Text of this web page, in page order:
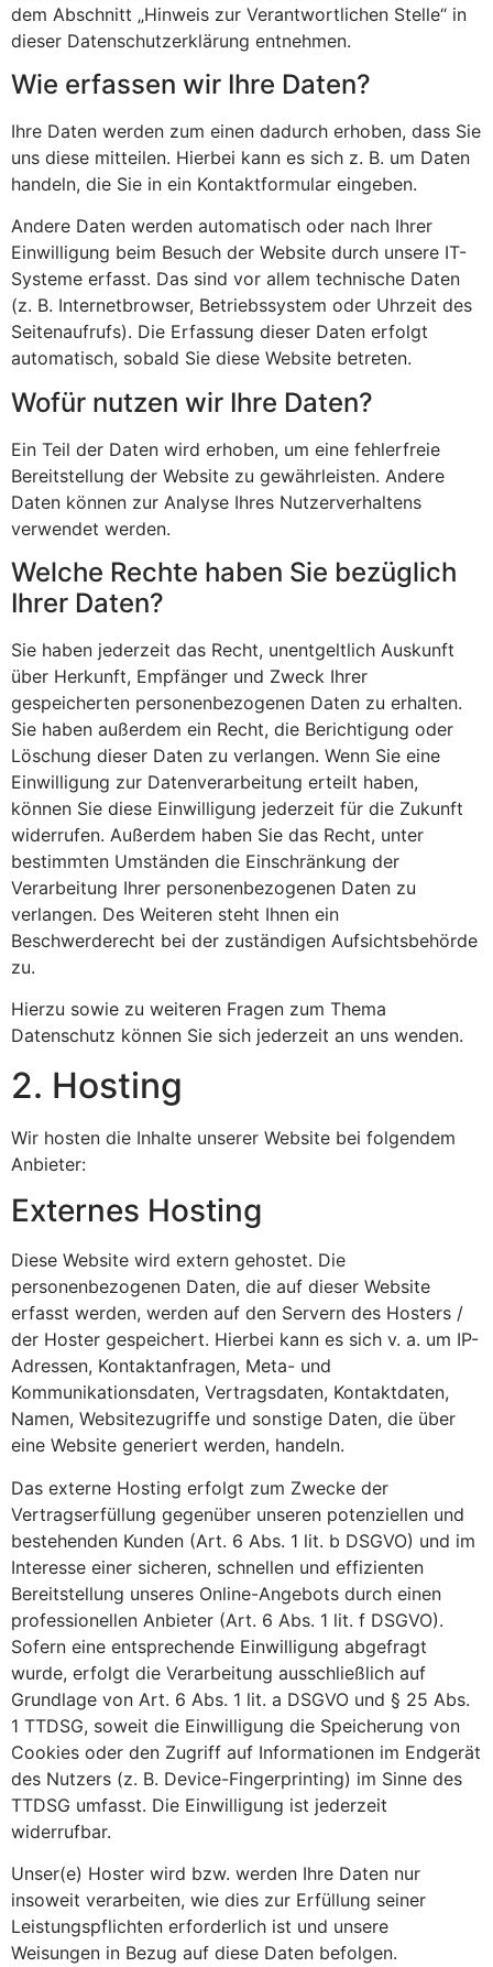
dem Abschnitt „Hinweis zur Verantwortlichen Stelle“ in
dieser Datenschutzerklärung entnehmen.
Wie erfassen wir Ihre Daten?
Ihre Daten werden zum einen dadurch erhoben, dass Sie
uns diese mitteilen. Hierbei kann es sich z. B. um Daten
handeln, die Sie in ein Kontaktformular eingeben.
Andere Daten werden automatisch oder nach Ihrer
Einwilligung beim Besuch der Website durch unsere IT-
Systeme erfasst. Das sind vor allem technische Daten
(z. B. Internetbrowser, Betriebssystem oder Uhrzeit des
Seitenaufrufs). Die Erfassung dieser Daten erfolgt
automatisch, sobald Sie diese Website betreten.
Wofür nutzen wir Ihre Daten?
Ein Teil der Daten wird erhoben, um eine fehlerfreie
Bereitstellung der Website zu gewährleisten. Andere
Daten können zur Analyse Ihres Nutzerverhaltens
verwendet werden.
Welche Rechte haben Sie bezüglich
Ihrer Daten?
Sie haben jederzeit das Recht, unentgeltlich Auskunft
über Herkunft, Empfänger und Zweck Ihrer
gespeicherten personenbezogenen Daten zu erhalten.
Sie haben außerdem ein Recht, die Berichtigung oder
Löschung dieser Daten zu verlangen. Wenn Sie eine
Einwilligung zur Datenverarbeitung erteilt haben,
können Sie diese Einwilligung jederzeit für die Zukunft
widerrufen. Außerdem haben Sie das Recht, unter
bestimmten Umständen die Einschränkung der
Verarbeitung Ihrer personenbezogenen Daten zu
verlangen. Des Weiteren steht Ihnen ein
Beschwerderecht bei der zuständigen Aufsichtsbehörde
zu.
Hierzu sowie zu weiteren Fragen zum Thema
Datenschutz können Sie sich jederzeit an uns wenden.
2. Hosting
Wir hosten die Inhalte unserer Website bei folgendem
Anbieter:
Externes Hosting
Diese Website wird extern gehostet. Die
personenbezogenen Daten, die auf dieser Website
erfasst werden, werden auf den Servern des Hosters /
der Hoster gespeichert. Hierbei kann es sich v. a. um IP-
Adressen, Kontaktanfragen, Meta- und
Kommunikationsdaten, Vertragsdaten, Kontaktdaten,
Namen, Websitezugriffe und sonstige Daten, die über
eine Website generiert werden, handeln.
Das externe Hosting erfolgt zum Zwecke der
Vertragserfüllung gegenüber unseren potenziellen und
bestehenden Kunden (Art. 6 Abs. 1 lit. b DSGVO) und im
Interesse einer sicheren, schnellen und effizienten
Bereitstellung unseres Online-Angebots durch einen
professionellen Anbieter (Art. 6 Abs. 1 lit. f DSGVO).
Sofern eine entsprechende Einwilligung abgefragt
wurde, erfolgt die Verarbeitung ausschließlich auf
Grundlage von Art. 6 Abs. 1 lit. a DSGVO und § 25 Abs.
1 TTDSG, soweit die Einwilligung die Speicherung von
Cookies oder den Zugriff auf Informationen im Endgerät
des Nutzers (z. B. Device-Fingerprinting) im Sinne des
TTDSG umfasst. Die Einwilligung ist jederzeit
widerrufbar.
Unser(e) Hoster wird bzw. werden Ihre Daten nur
insoweit verarbeiten, wie dies zur Erfüllung seiner
Leistungspflichten erforderlich ist und unsere
Weisungen in Bezug auf diese Daten befolgen.